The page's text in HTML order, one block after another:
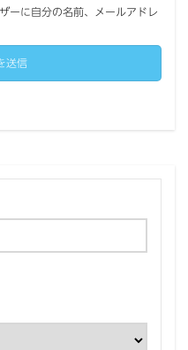
ーに自分の名前、メールアドレ